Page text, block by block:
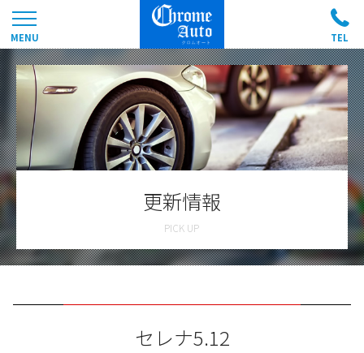
更新情報
セレナ5.12